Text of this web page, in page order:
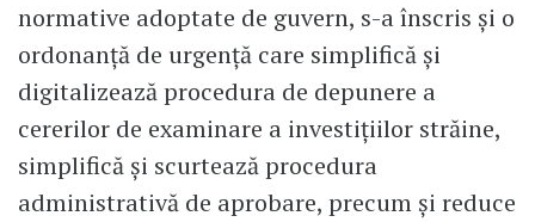
normative adoptate de guvern, s-a înscris şi o
ordonanţă de urgenţă care simplifică şi
digitalizează procedura de depunere a
cererilor de examinare a investiţiilor străine,
simplifică și scurtează procedura
administrativă de aprobare, precum şi reduce